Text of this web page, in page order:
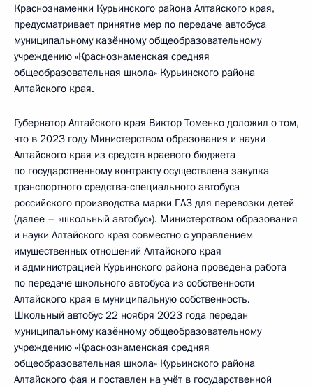
Краснознаменки Курьинского района Алтайского края,
предусматривает принятие мер по передаче автобуса
муниципальному казённому общеобразовательному
учреждению «Краснознаменская средняя
общеобразовательная школа» Курьинского района
Алтайского края.
Губернатор Алтайского края Виктор Томенко доложил о том,
что в 2023 году Министерством образования и науки
Алтайского края из средств краевого бюджета
по государственному контракту осуществлена закупка
транспортного средства-специального автобуса
российского производства марки ГАЗ для перевозки детей
(далее – «школьный автобус»). Министерством образования
и науки Алтайского края совместно с управлением
имущественных отношений Алтайского края
и администрацией Курьинского района проведена работа
по передаче школьного автобуса из собственности
Алтайского края в муниципальную собственность.
Школьный автобус 22 ноября 2023 года передан
муниципальному казённому общеобразовательному
учреждению «Краснознаменская средняя
общеобразовательная школа» Курьинского района
Алтайского фая и поставлен на учёт в государственной